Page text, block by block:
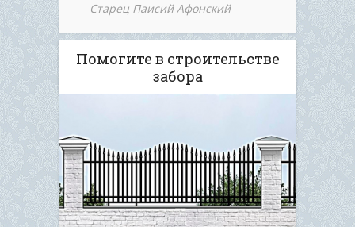
— Старец Паисий Афонский
Помогите в строительстве
забора